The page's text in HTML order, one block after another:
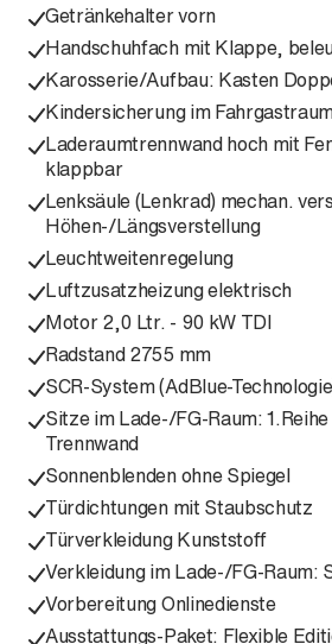
Getränkehalter vorn
Handschuhfach mit Klappe,
Karosserie/Aufbau: Kasten
Kindersicherung im
Laderaumtrennwand hoch mit
klappbar
Lenksäule (Lenkrad) mechan.
Höhen-/Längsverstellung
Leuchtweitenregelung
Luftzusatzheizung elektrisch
Motor 2,0 Ltr. - 90 kW TDI
Radstand 2755 mm
SCR-System (AdBlue-
Sitze im Lade-/FG-Raum:
Trennwand
Sonnenblenden ohne Spiegel
Türdichtungen mit Staubschutz
Türverkleidung Kunststoff
Verkleidung im Lade-/FG-Raum:
Vorbereitung Onlinedienste
Ausstattungs-Paket: Flexible